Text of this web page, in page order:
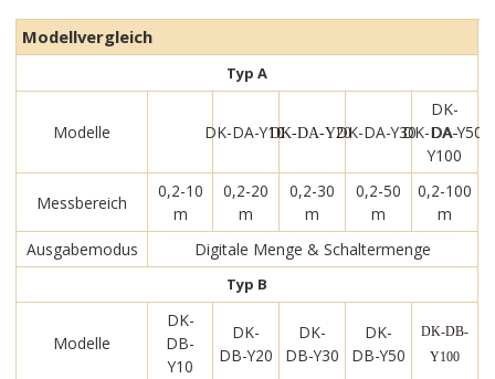
Modellvergleich
Typ A
Modelle DK-DA-Y10DK-DA-Y20DK-DA-Y30DK-DA-Y50
DK-
DA-
Y100
Messbereich
0,2-10
m
0,2-20
m
0,2-30
m
0,2-50
m
0,2-100
m
Ausgabemodus
Digitale Menge & Schaltermenge
Typ B
Modelle
DK-
DB-
Y10
DK-
DB-Y20
DK-
DB-Y30
DK-
DB-Y50
DK-DB-
Y100